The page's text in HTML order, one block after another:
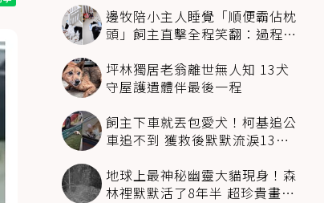
邊牧陪小主人睡覺「順便霸佔枕
頭」飼主直擊全程笑翻：過程絲
坪林獨居老翁離世無人知 13犬
守屋護遺體伴最後一程
飼主下車就丟包愛犬！柯基追公
車追不到 獲救後默默流淚13萬
地球上最神秘幽靈大貓現身！森
林裡默默活了8年半 超珍貴畫面